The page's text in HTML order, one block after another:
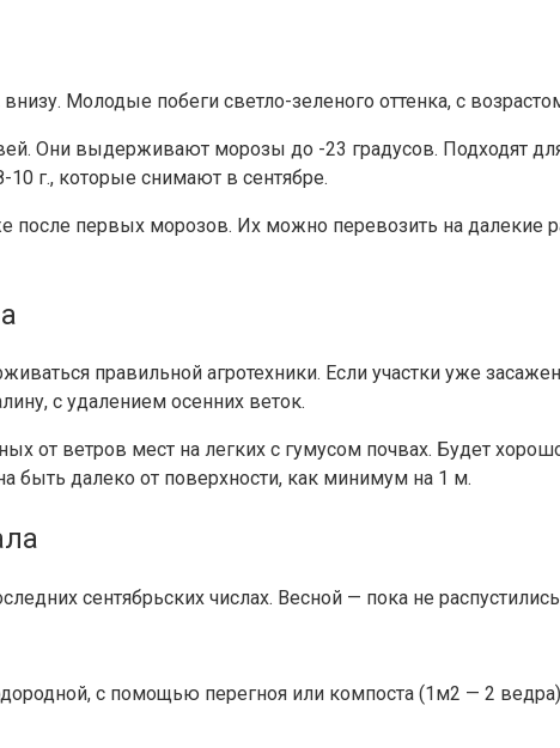
Молодые побеги светло-зеленого оттенка, с
Они выдерживают морозы до -23 градусов. Подходят
г., которые снимают в сентябре.
первых морозов. Их можно перевозить на далекие
правильной агротехники. Если участки уже
с удалением осенних веток.
от ветров мест на легких с гумусом почвах. Будет
быть далеко от поверхности, как минимум на 1 м.
сентябрьских числах. Весной — пока не
с помощью перегноя или компоста (1м2 — 2